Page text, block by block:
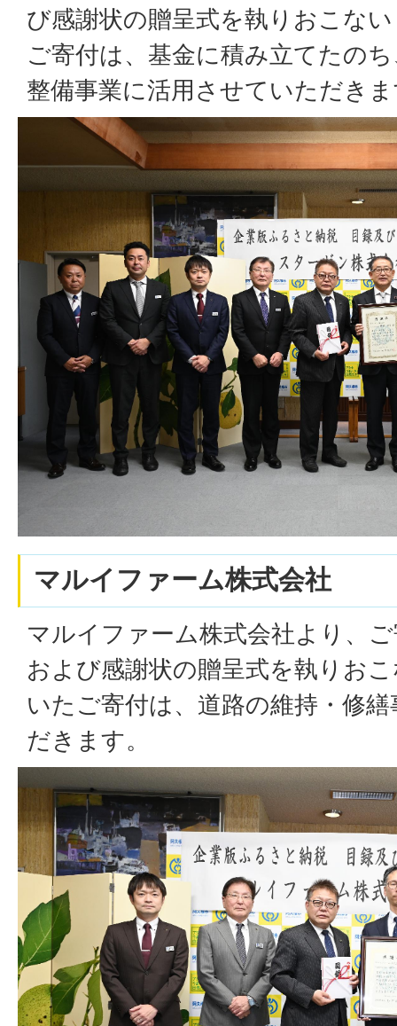
び感謝状の贈呈式を執りおこな
ご寄付は、基金に積み立てたの
整備事業に活用させていただき
マルイファーム株式会社
マルイファーム株式会社より、
および感謝状の贈呈式を執りお
いたご寄付は、道路の維持・修
だきます。